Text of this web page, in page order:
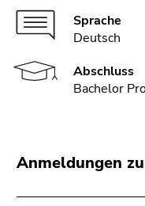
Sprache
Deutsch
Abschluss
Bachelor
Anmeldungen